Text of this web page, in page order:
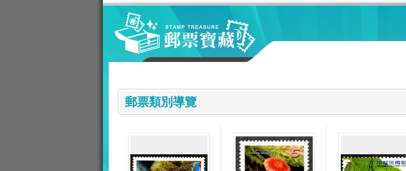
郵票類別導覽